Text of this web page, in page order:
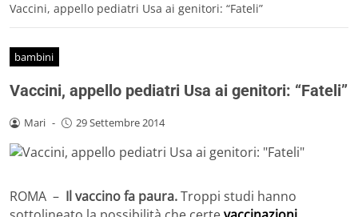
Vaccini, appello pediatri Usa ai genitori: “Fateli”
bambini
Vaccini, appello pediatri Usa ai genitori: “Fateli”
Mari - 29 Settembre 2014
ROMA – Il vaccino fa paura.Troppi studi hanno